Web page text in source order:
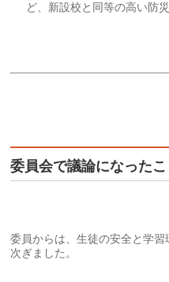
ど、新設校と同等の高い防
委員会で議論になったこ
委員からは、生徒の安全と学
次ぎました。